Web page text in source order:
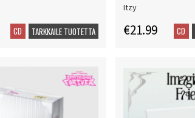
CD TARKKAILE TUOTETTA
Itzy
€21.99 CD